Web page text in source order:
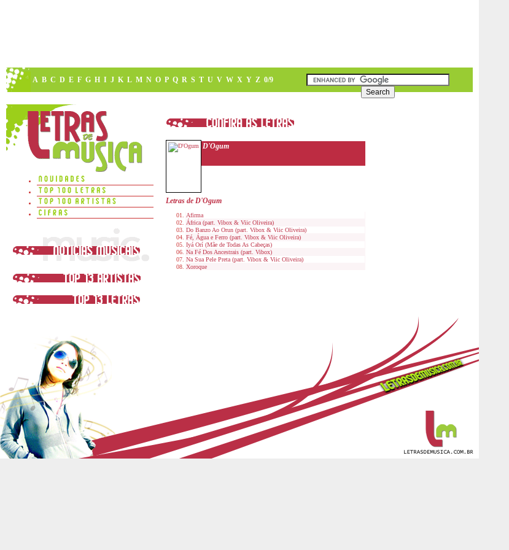
A B C D E F G H I J K L M N O P Q R S T U V W X Y Z 0/9
D'Ogum
Letras de D'Ogum
Afirma
África (part. Vibox & Viic Oliveira)
Do Banzo Ao Orun (part. Vibox & Viic Oliveira)
Fé, Água e Ferro (part. Vibox & Viic Oliveira)
Iyá Orí (Mãe de Todas As Cabeças)
Na Fé Dos Ancestrais (part. Vibox)
Na Sua Pele Preta (part. Vibox & Viic Oliveira)
Xoroque